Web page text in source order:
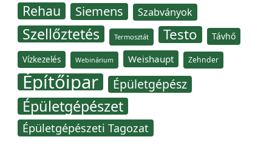
Rehau Siemens Szabványok
Szellőztetés Termosztát Testo Távhő
Vízkezelés Webinárium Weishaupt Zehnder
Építőipar Épületgépész
Épületgépészet
Épületgépészeti Tagozat